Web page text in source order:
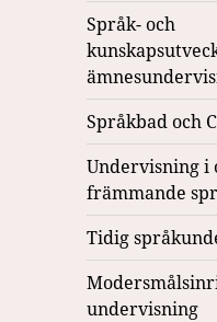
Språk- och
Språkbad och
Undervisning i
främmande
Tidig
undervisning